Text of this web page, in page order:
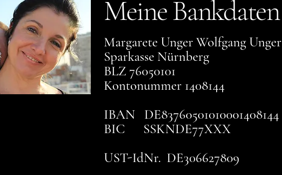
Meine Bankdaten
Margarete Unger Wolfgang Unger
Sparkasse Nürnberg
BLZ 76050101
Kontonummer 1408144
IBAN DE83760501010001408144
BIC SSKNDE77XXX
UST-IdNr. DE306627809